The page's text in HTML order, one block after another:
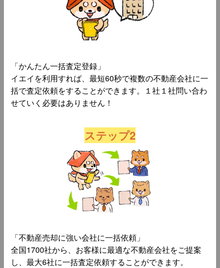
「かんたん一括査定登録」
イエイを利用すれば、最短60秒で複数の不動産会社に一
括で査定依頼をすることができます。１社１社問い合わ
せていく必要はありません！
ステップ2
「不動産売却に強い会社に一括依頼」
全国1700社から、お客様に最適な不動産会社をご提案
し、最大6社に一括査定依頼することができます。